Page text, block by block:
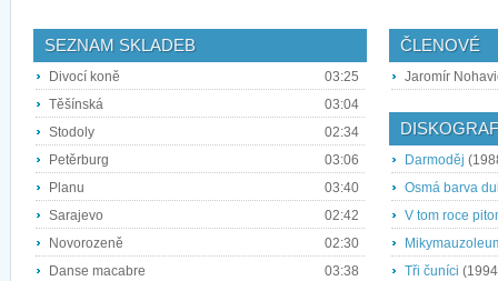
SEZNAM SKLADEB
Divocí koně
03:25
Těšínská
03:04
Stodoly
02:34
Petěrburg
03:06
Planu
03:40
Sarajevo
02:42
Novorozeně
02:30
Danse macabre
03:38
ČLENOVÉ
Jaromír
Darmoděj
Osmá barva
V tom roce
Tři čuníci